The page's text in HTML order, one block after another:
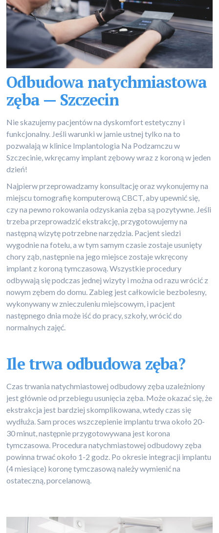
Odbudowa natychmiastowa
zęba — Szczecin
Nie skazujemy pacjentów na dyskomfort estetyczny i
funkcjonalny. Jeśli warunki w jamie ustnej tylko na to
pozwalają w klinice Implantologia Na Podzamczu w
Szczecinie, wkręcamy implant zębowy wraz z koroną w jeden
dzień!
Najpierw przeprowadzamy konsultację oraz wykonujemy na
miejscu tomografię komputerową CBCT, aby upewnić się,
czy na pewno rokowania odzyskania zęba są pozytywne. Jeśli
trzeba przeprowadzić ekstrakcję, przygotowujemy na
następną wizytę potrzebne narzędzia. Pacjent siedzi
wygodnie na fotelu, a w tym samym czasie zostaje usunięty
chory ząb, następnie na jego miejsce zostaje wkręcony
implant z koroną tymczasową. Wszystkie procedury
odbywają się podczas jednej wizyty i można od razu wrócić z
nowym zębem do domu. Zabieg jest całkowicie bezbolesny,
wykonywany w znieczuleniu miejscowym, i pacjent
następnego dnia może iść do pracy, szkoły, wrócić do
normalnych zajęć.
Ile trwa odbudowa zęba?
Czas trwania natychmiastowej odbudowy zęba uzależniony
jest głównie od przebiegu usunięcia zęba. Może okazać się, że
ekstrakcja jest bardziej skomplikowana, wtedy czas się
wydłuża. Sam proces wszczepienie implantu trwa około 20-
30 minut, następnie przygotowywana jest korona
tymczasowa. Procedura natychmiastowej odbudowy zęba
powinna trwać około 1-2 godz. Po okresie integracji implantu
(4 miesiące) koronę tymczasową należy wymienić na
ostateczną, porcelanową.